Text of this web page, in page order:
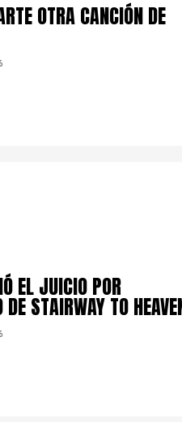
OTRA CANCIÓN DE
EL JUICIO POR
STAIRWAY TO